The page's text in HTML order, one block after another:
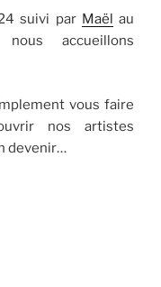
suivi par Maël au
accueillons
vous faire
nos artistes
devenir…